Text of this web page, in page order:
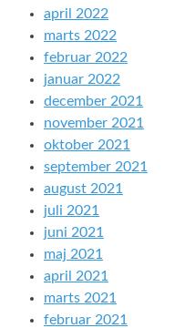
april 2022
marts 2022
februar 2022
januar 2022
december 2021
november 2021
oktober 2021
september 2021
august 2021
juli 2021
juni 2021
maj 2021
april 2021
marts 2021
februar 2021